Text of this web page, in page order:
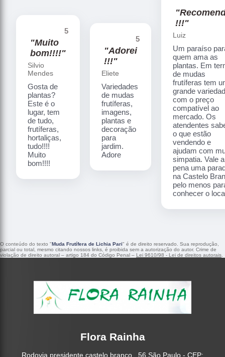
5
"Muito
bom!!!!"
Silvio
Mendes
Gosta de
plantas?
Este é o
lugar, tem
de tudo,
frutíferas,
hortaliças,
tudo!!!!
Muito
bom!!!!
5
"Adorei
!!!"
Eliete
Variedades
de mudas
frutíferas,
imagens,
plantas e
decoração
para
jardim.
Adore
!!!"
Luiz
Um paraíso
quem ama as
plantas. Em
de mudas
frutíferas tem
grande
com o preço
compatível ao
mercado. Os
atendentes
o que estão
vendendo e
ajudam com
simpatia. Vale a
pena uma
na Castelo
pelo menos
conhecer o
O conteúdo do texto "Muda Frutífera de Lichia Pari" é de direito reservado. Sua reprodução,
parcial ou total, mesmo citando nossos links, é proibida sem a autorização do autor. Crime de
violação de direito autoral – artigo 184 do Código Penal – Lei 9610/98 - Lei de direitos autorais
Flora Rainha
Rodovia presidente castelo branco , 56 São Paulo - CEP: